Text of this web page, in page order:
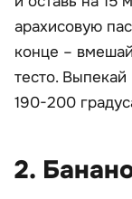
арахисовую
конце –
тесто.
190-200
2.